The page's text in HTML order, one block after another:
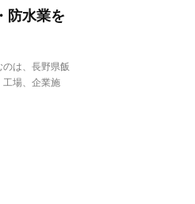
防水業を
は、長野県飯
工場、企業施